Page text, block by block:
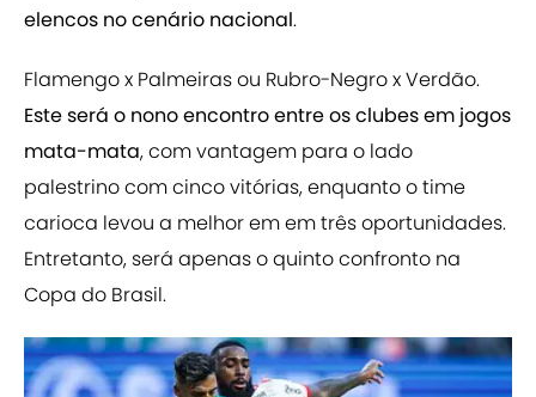
elencos no cenário nacional.
Flamengo x Palmeiras ou Rubro-Negro x Verdão.
Este será o nono encontro entre os clubes em jogos
mata-mata, com vantagem para o lado
palestrino com cinco vitórias, enquanto o time
carioca levou a melhor em em três oportunidades.
Entretanto, será apenas o quinto confronto na
Copa do Brasil.